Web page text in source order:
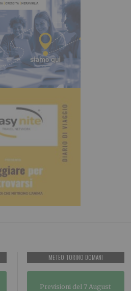
METEO TORINO DOMANI
Previsioni del 7 August